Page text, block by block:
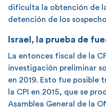
dificulta la obtención de
detención de los
Israel, la prueba de
La entonces fiscal de la
investigación preliminar
en 2019. Esto fue posible
la CPI en 2015, que se
Asamblea General de la